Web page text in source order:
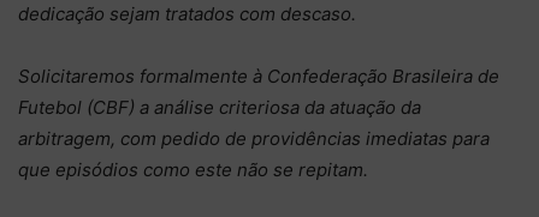
dedicação sejam tratados com descaso.
Solicitaremos formalmente à Confederação Brasileira de
Futebol (CBF) a análise criteriosa da atuação da
arbitragem, com pedido de providências imediatas para
que episódios como este não se repitam.